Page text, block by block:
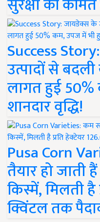
Success
उत्पादों से
लागत हुई
शानदार वृद्धि!
Pusa Corn
तैयार हो जाती
किस्में, मिलती है
क्विंटल तक